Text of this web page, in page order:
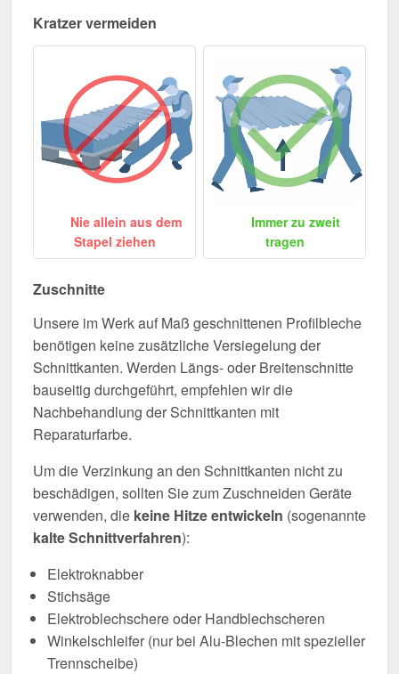
Kratzer vermeiden
Nie allein aus dem
Stapel ziehen
Immer zu zweit
tragen
Zuschnitte
Unsere im Werk auf Maß geschnittenen Profilbleche
benötigen keine zusätzliche Versiegelung der
Schnittkanten. Werden Längs- oder Breitenschnitte
bauseitig durchgeführt, empfehlen wir die
Nachbehandlung der Schnittkanten mit
Reparaturfarbe.
Um die Verzinkung an den Schnittkanten nicht zu
beschädigen, sollten Sie zum Zuschneiden Geräte
verwenden, die keine Hitze entwickeln (sogenannte
kalte Schnittverfahren):
Elektroknabber
Stichsäge
Elektroblechschere oder Handblechscheren
Winkelschleifer (nur bei Alu-Blechen mit spezieller
Trennscheibe)